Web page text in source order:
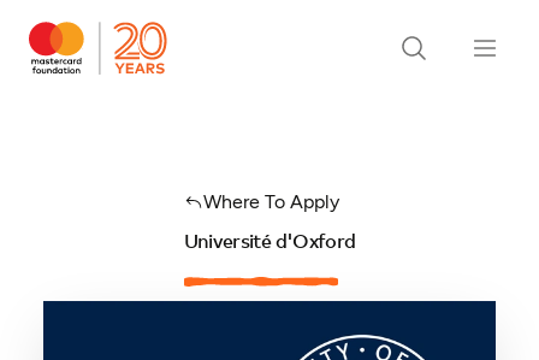
Where To Apply
Université d'Oxford